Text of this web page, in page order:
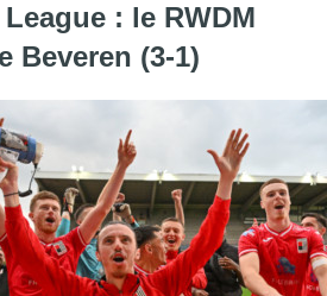
: le RWDM
Beveren (3-1)